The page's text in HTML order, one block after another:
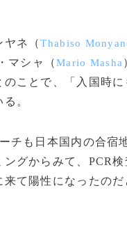
ヤネ（Thabiso
マシャ（Mario Masha
ことで、「入国時に
。
チも日本国内の合宿
グからみて、PCR
て陽性になったの